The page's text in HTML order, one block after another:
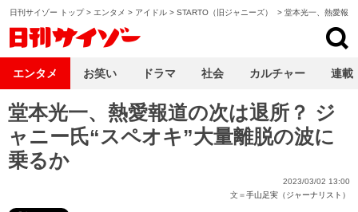
日刊サイゾー トップ> エンタメ > アイドル > STARTO（旧ジャニーズ） > 堂本光一、熱愛報
堂本光一、熱愛報道の次は退所？ ジ
ャニー氏“スペオキ”大量離脱の波に
乗るか
2023/03/02 13:00
文＝手山足実（ジャーナリスト）
エンタメ お笑い ドラマ 社会 カルチャー 連載